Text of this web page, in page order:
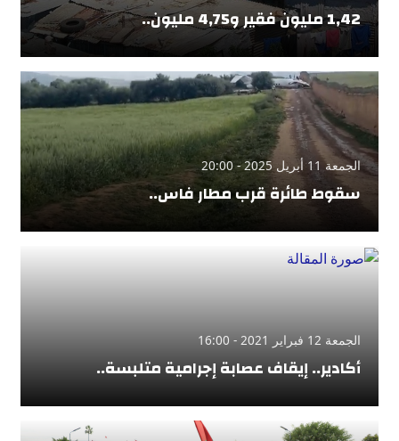
1,42 مليون فقير و4,75 مليون..
الجمعة 11 أبريل 2025 - 20:00
سقوط طائرة قرب مطار فاس..
الجمعة 12 فبراير 2021 - 16:00
أكادير.. إيقاف عصابة إجرامية متلبسة..